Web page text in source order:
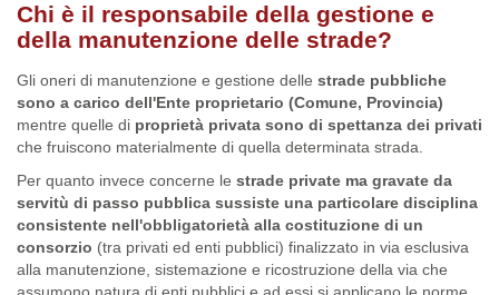
Chi è il responsabile della gestione e
della manutenzione delle strade?
Gli oneri di manutenzione e gestione delle strade pubbliche
sono a carico dell'Ente proprietario (Comune, Provincia)
mentre quelle di proprietà privata sono di spettanza dei privati
che fruiscono materialmente di quella determinata strada.
Per quanto invece concerne le strade private ma gravate da
servitù di passo pubblica sussiste una particolare disciplina
consistente nell'obbligatorietà alla costituzione di un
consorzio (tra privati ed enti pubblici) finalizzato in via esclusiva
alla manutenzione, sistemazione e ricostruzione della via che